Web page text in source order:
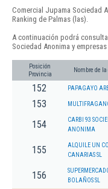
Comercial Jupama Sociedad
Ranking de Palmas (las).
A continuación podrá
Sociedad Anonima y
Posición
Provincia
Nombre de
152 PAPAGAYO
153
154
CARBI 93
ANONIMA
155
ALQUILE UN
CANARIAS SL
156
BOLAÑOS SL